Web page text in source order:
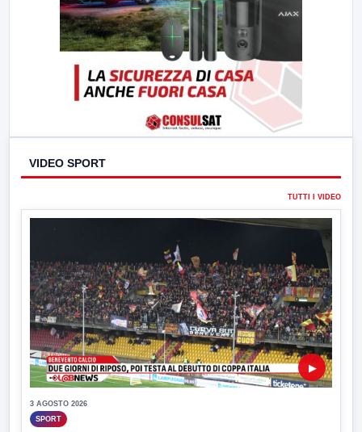
VIDEO SPORT
TUTTI I VIDEO
▶
3 AGOSTO 2026
SPORT